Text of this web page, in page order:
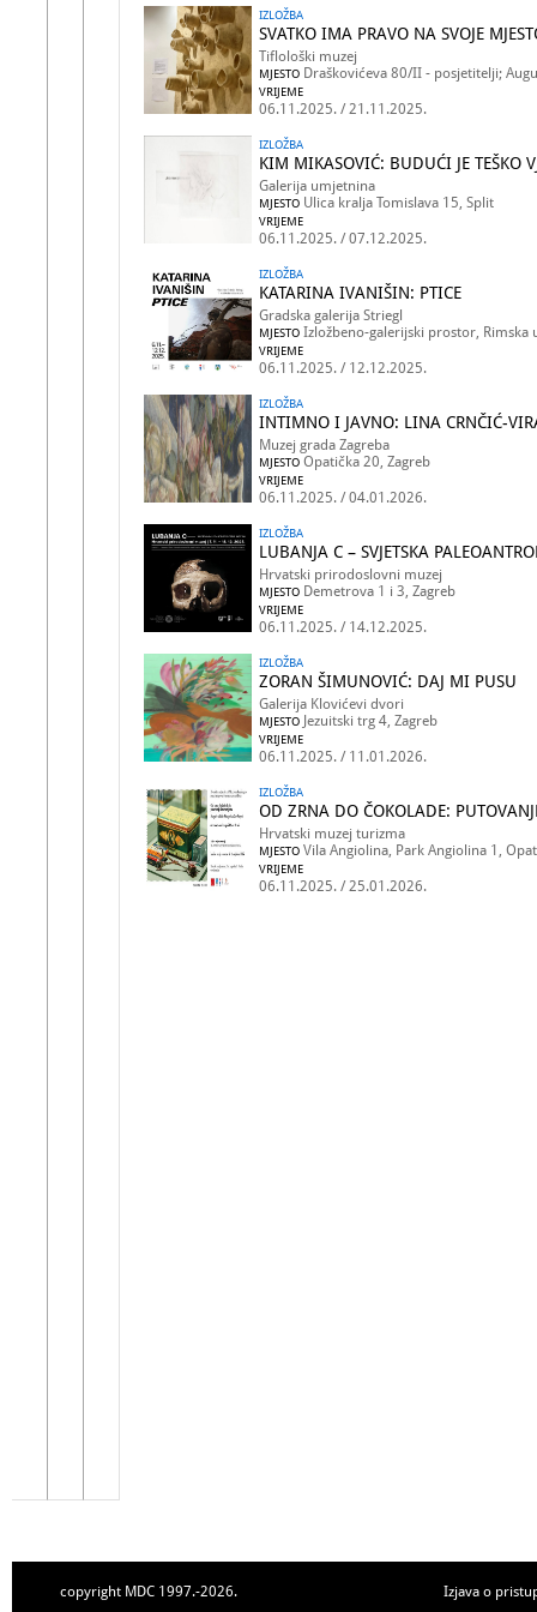
IZLOŽBA
SVATKO IMA PRAVO NA SVOJE
Tiflološki muzej
MJESTO Draškovićeva 80/II - posjetitelji;
VRIJEME
06.11.2025. / 21.11.2025.
IZLOŽBA
KIM MIKASOVIĆ: BUDUĆI JE TEŠKO
Galerija umjetnina
MJESTO Ulica kralja Tomislava 15, Split
VRIJEME
06.11.2025. / 07.12.2025.
IZLOŽBA
KATARINA IVANIŠIN: PTICE
Gradska galerija Striegl
MJESTO Izložbeno-galerijski prostor, Rimska
VRIJEME
06.11.2025. / 12.12.2025.
IZLOŽBA
INTIMNO I JAVNO: LINA CRNČIĆ-
Muzej grada Zagreba
MJESTO Opatička 20, Zagreb
VRIJEME
06.11.2025. / 04.01.2026.
IZLOŽBA
LUBANJA C – SVJETSKA
Hrvatski prirodoslovni muzej
MJESTO Demetrova 1 i 3, Zagreb
VRIJEME
06.11.2025. / 14.12.2025.
IZLOŽBA
ZORAN ŠIMUNOVIĆ: DAJ MI PUSU
Galerija Klovićevi dvori
MJESTO Jezuitski trg 4, Zagreb
VRIJEME
06.11.2025. / 11.01.2026.
IZLOŽBA
OD ZRNA DO ČOKOLADE:
Hrvatski muzej turizma
MJESTO Vila Angiolina, Park Angiolina 1,
VRIJEME
06.11.2025. / 25.01.2026.
copyright MDC 1997.-2026. Izjava o